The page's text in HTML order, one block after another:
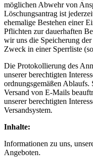
möglichen Abwehr von
Löschungsantrag ist
ehemalige Bestehen einer
Pflichten zur dauerhaften
wir uns die Speicherung
Zweck in einer Sperrliste
Die Protokollierung des
unserer berechtigten
ordnungsgemäßen
Versand von E-Mails
unserer berechtigten
Versandsystem.
Inhalte:
Informationen zu uns,
Angeboten.